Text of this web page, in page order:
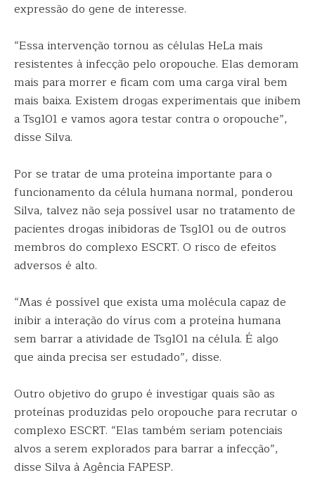
expressão do gene de interesse.
“Essa intervenção tornou as células HeLa mais
resistentes à infecção pelo oropouche. Elas demoram
mais para morrer e ficam com uma carga viral bem
mais baixa. Existem drogas experimentais que inibem
a Tsg101 e vamos agora testar contra o oropouche”,
disse Silva.
Por se tratar de uma proteína importante para o
funcionamento da célula humana normal, ponderou
Silva, talvez não seja possível usar no tratamento de
pacientes drogas inibidoras de Tsg101 ou de outros
membros do complexo ESCRT. O risco de efeitos
adversos é alto.
“Mas é possível que exista uma molécula capaz de
inibir a interação do vírus com a proteína humana
sem barrar a atividade de Tsg101 na célula. É algo
que ainda precisa ser estudado”, disse.
Outro objetivo do grupo é investigar quais são as
proteínas produzidas pelo oropouche para recrutar o
complexo ESCRT. “Elas também seriam potenciais
alvos a serem explorados para barrar a infecção”,
disse Silva à Agência FAPESP.